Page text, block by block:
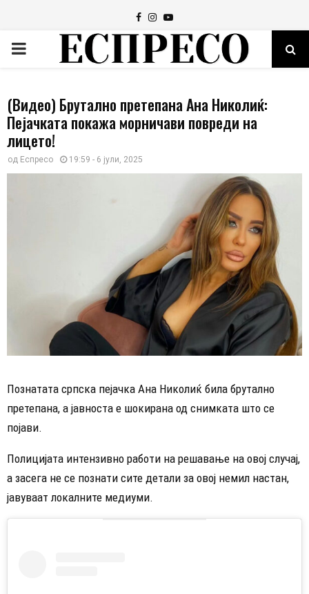
Facebook
Instagram
Youtube
PRIMARY
(Видео) Брутално претепана Ана Николиќ:
Пејачката покажa морничави повреди на
лицето!
од Еспресо 19:59 - 6 јули, 2025
Познатата српска пејачка Ана Николиќ била брутално
претепана, а јавноста е шокирана од снимката што се
појави.
Полицијата интензивно работи на решавање на овој случај,
а засега не се познати сите детали за овој немил настан,
јавуваат локалните медиуми.